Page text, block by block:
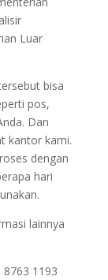
Luar
bisa
pos,
Dan
kantor kami.
dengan
hari
lainnya
1193